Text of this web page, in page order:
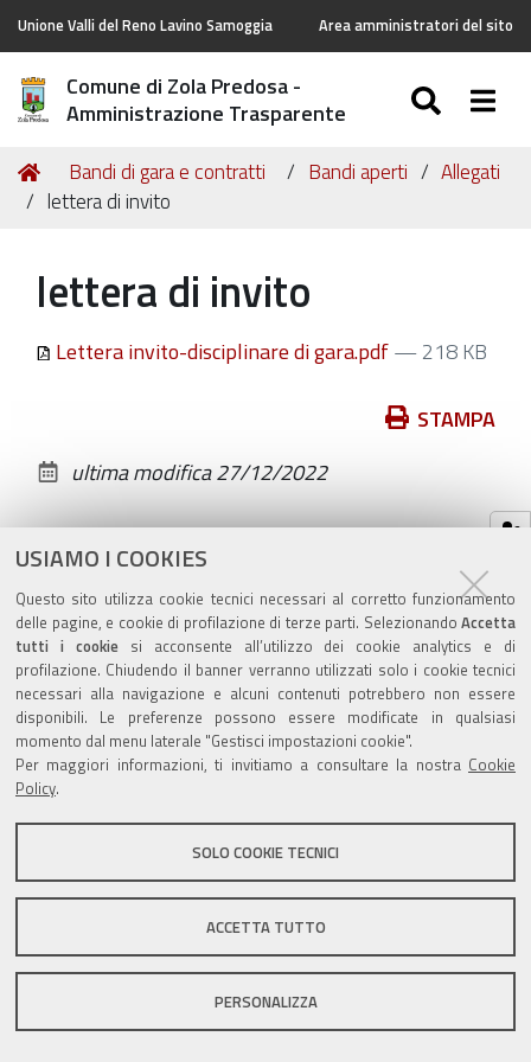
USIAMO I COOKIES
Questo sito utilizza cookie tecnici necessari al corretto funzionamento
delle pagine, e cookie di profilazione di terze parti. Selezionando Accetta
tutti i cookiesi acconsente all’utilizzo dei cookie analytics e di
profilazione. Chiudendo il banner verranno utilizzati solo i cookie tecnici
necessari alla navigazione e alcuni contenuti potrebbero non essere
disponibili. Le preferenze possono essere modificate in qualsiasi
momento dal menu laterale "Gestisci impostazioni cookie".
Per maggiori informazioni, ti invitiamo a consultare la nostra Cookie
Policy.
SOLO COOKIE TECNICI
ACCETTA TUTTO
PERSONALIZZA
Unione Valli del Reno Lavino Samoggia Area amministratori del sito
Comune di Zola Predosa -
Amministrazione Trasparente
Tu
sei
Home
Bandi di gara e contratti Bandi aperti
Allegati
lettera di invito
lettera di invito
Lettera invito-disciplinare di gara.pdf— 218 KB
documento
STAMPA
ultima modifica27/12/2022
Valuta questo sito
Sito istituzionale Comune di Zola Predosa
Privacy policy|DPO|Accessibilità